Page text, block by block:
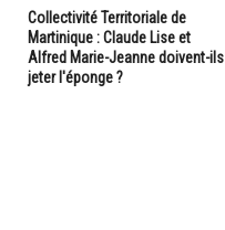
Collectivité Territoriale de
Martinique : Claude Lise et
Alfred Marie-Jeanne doivent-ils
jeter l'éponge ?